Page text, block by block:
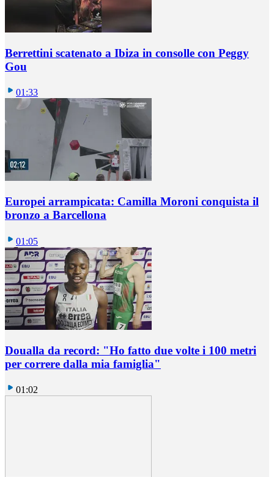
Berrettini scatenato a Ibiza in consolle con Peggy
Gou
01:33
Europei arrampicata: Camilla Moroni conquista il
bronzo a Barcellona
01:05
Doualla da record: "Ho fatto due volte i 100 metri
per correre dalla mia famiglia"
01:02